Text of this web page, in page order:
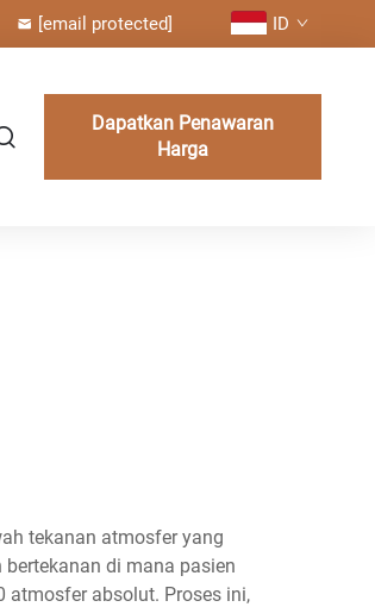
[email protected] ID
Dapatkan Penawaran
Harga
tekanan atmosfer yang
di mana pasien
atmosfer absolut. Proses ini,